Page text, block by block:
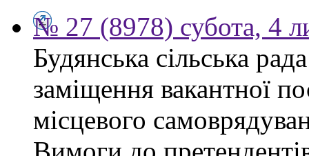
№ 27 (8978) субота, 4
Будянська сільська
заміщення вакантної
місцевого